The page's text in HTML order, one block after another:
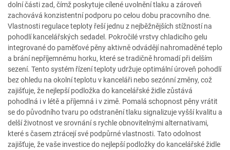
dolní části zad, čímž poskytuje cílené uvolnění tlaku a zároveň
zachovává konzistentní podporu po celou dobu pracovního dne.
Vlastnosti regulace teploty řeší jednu z nejběžnějších stížností na
pohodlí kancelářských sedadel. Pokročilé vrstvy chladicího gelu
integrované do paměťové pěny aktivně odvádějí nahromaděné teplo
a brání nepříjemnému horku, které se tradičně hromadí při delším
sezení. Tento systém řízení teploty udržuje optimální úroveň pohodlí
bez ohledu na okolní teplotu v kanceláři nebo sezónní změny, což
zajišťuje, že nejlepší podložka do kancelářské židle zůstává
pohodlná i v létě a příjemná i v zimě. Pomalá schopnost pěny vrátit
se do původního tvaru po odstranění tlaku signalizuje vyšší kvalitu a
delší životnost ve srovnání s rychle obnovitelnými alternativami,
které s časem ztrácejí své podpůrné vlastnosti. Tato odolnost
zajišťuje, že vaše investice do nejlepší podložky do kancelářské židle